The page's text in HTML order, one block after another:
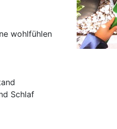
wohlfühlen
Schlaf